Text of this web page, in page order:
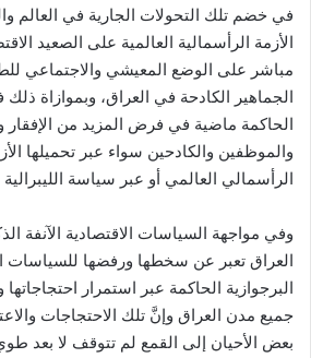
في خضم تلك التحولات الجارية في العالم
الأزمة الرأسمالية العالمية على الصعيد
مباشر على الوضع المعيشي والاجتماعي
الجماهير الكادحة في العراق، وبموازاة ذلك
الحاكمة ماضية في فرض المزيد من الإفقار
والموظفين والكادحين سواء عبر تحميلها
الرأسمالي العالمي أو عبر سياسة الليبرالية
وفي مواجهة السياسات الاقتصادية الآنفة
العراق تعبر عن سخطها ورفضها للسياسات
البرجوازية الحاكمة عبر استمرار
جميع مدن العراق وإنَّ تلك الاحتجاجات
بعض الأحيان إلى القمع لم تتوقف لا بعد